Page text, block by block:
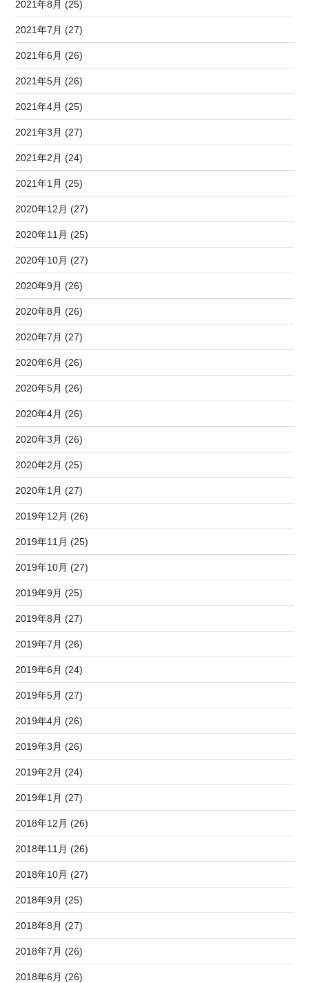
2021年8月 (25)
2021年7月 (27)
2021年6月 (26)
2021年5月 (26)
2021年4月 (25)
2021年3月 (27)
2021年2月 (24)
2021年1月 (25)
2020年12月 (27)
2020年11月 (25)
2020年10月 (27)
2020年9月 (26)
2020年8月 (26)
2020年7月 (27)
2020年6月 (26)
2020年5月 (26)
2020年4月 (26)
2020年3月 (26)
2020年2月 (25)
2020年1月 (27)
2019年12月 (26)
2019年11月 (25)
2019年10月 (27)
2019年9月 (25)
2019年8月 (27)
2019年7月 (26)
2019年6月 (24)
2019年5月 (27)
2019年4月 (26)
2019年3月 (26)
2019年2月 (24)
2019年1月 (27)
2018年12月 (26)
2018年11月 (26)
2018年10月 (27)
2018年9月 (25)
2018年8月 (27)
2018年7月 (26)
2018年6月 (26)